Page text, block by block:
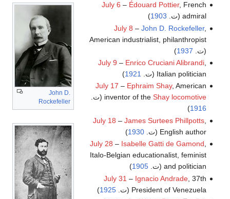
John D.
Rockefeller
July 6 – Édouard Pottier, French
admiral (ت.
1903
)
July 8 – John D. Rockefeller,
American industrialist, philanthropist
(ت. 1937
)
July 9 – Enrico Cruciani Alibrandi,
Italian politician (ت.
1921
)
July 17 – Ephraim Shay, American
inventor of the Shay locomotive
(ت.
1916
)
July 18 – James Surtees Phillpotts,
English author (ت.
1930
)
July 28 – Isabelle Gatti de Gamond,
Italo-Belgian educationalist, feminist
and politician (ت.
1905
)
July 31 – Ignacio Andrade, 37th
President of Venezuela (ت.
1925
)